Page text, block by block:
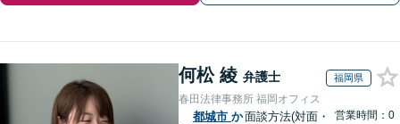
何松 綾 弁護士 福岡県
春田法律事務所 福岡オフィス
都城市 か面談方法(対面・
営業時間：0